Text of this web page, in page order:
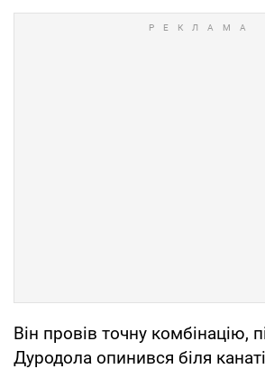
Він провів точну комбінацію,
Дуродола опинився біля